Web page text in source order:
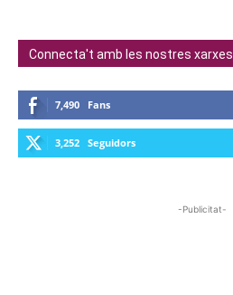
Connecta't amb les nostres xarxes
7,490 Fans
3,252 Seguidors
-Publicitat-